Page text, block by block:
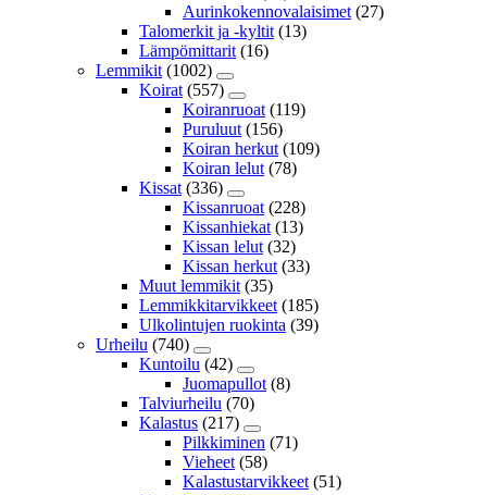
Aurinkokennovalaisimet (27)
Talomerkit ja -kyltit (13)
Lämpömittarit (16)
Lemmikit (1002)
Koirat (557)
Koiranruoat (119)
Puruluut (156)
Koiran herkut (109)
Koiran lelut (78)
Kissat (336)
Kissanruoat (228)
Kissanhiekat (13)
Kissan lelut (32)
Kissan herkut (33)
Muut lemmikit (35)
Lemmikkitarvikkeet (185)
Ulkolintujen ruokinta (39)
Urheilu (740)
Kuntoilu (42)
Juomapullot (8)
Talviurheilu (70)
Kalastus (217)
Pilkkiminen (71)
Vieheet (58)
Kalastustarvikkeet (51)